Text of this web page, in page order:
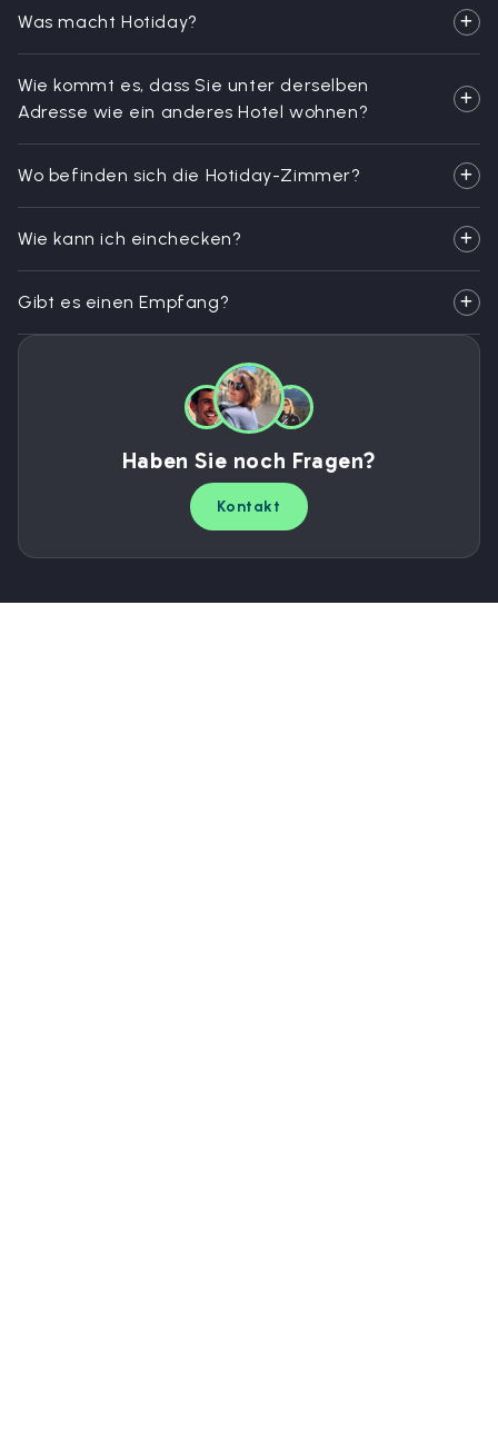
Was macht Hotiday?
Wie kommt es, dass Sie unter derselben
Adresse wie ein anderes Hotel wohnen?
Wo befinden sich die Hotiday-Zimmer?
Wie kann ich einchecken?
Gibt es einen Empfang?
Haben Sie noch Fragen?
Kontakt